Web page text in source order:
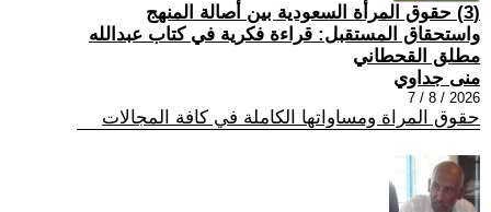
(3) حقوق المرأة السعودية بين أصالة المنهج
واستحقاق المستقبل: قراءة فكرية في كتاب عبدالله
مطلق القحطاني
منى جداوي
2026 / 8 / 7
حقوق المراة ومساواتها الكاملة في كافة المجالات